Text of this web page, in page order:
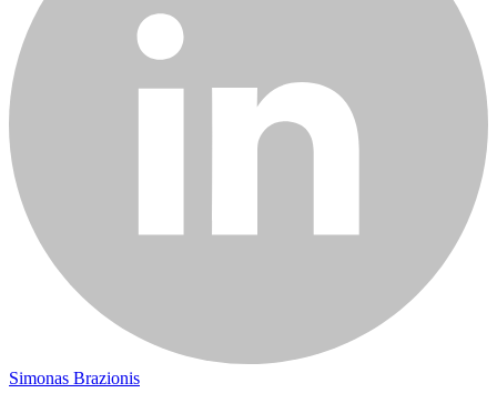
Simonas Brazionis